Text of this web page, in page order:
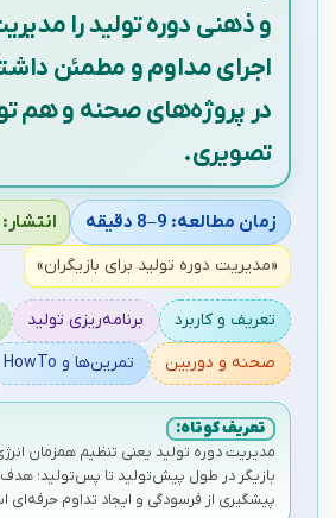
و ذهنی دوره تولید را
اجرای مداوم و مطمئن
در پروژه‌های صحنه و هم
تصویری.
زمان مطالعه: 9–8 دقیقه انتشار: 1404/08/10
«مدیریت دوره تولید برای بازیگران»
تعریف و کاربرد برنامه‌ریزی تولید
صحنه و دوربین
تمرین‌ها و HowTo
تعریف کوتاه:
مدیریت دوره تولید یعنی تنظیم همزمان
بازیگر در طول پیش‌تولید تا پس‌تولید؛
پیشگیری از فرسودگی و ایجاد تداوم حرفه‌ای